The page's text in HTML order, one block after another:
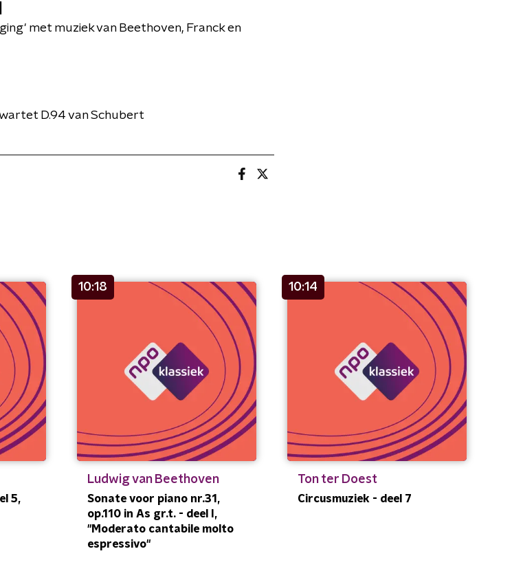
met muziek van Beethoven, Franck en
D.94 van Schubert
5,
10:18
Ludwig van Beethoven
Sonate voor piano nr.31,
op.110 in As gr.t. - deel I,
"Moderato cantabile molto
espressivo"
10:14
Ton ter Doest
Circusmuziek - deel 7